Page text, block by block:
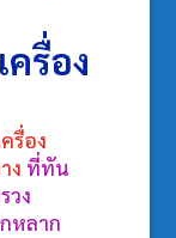
ครื่อง
รื่อง
ง ที่ทัน
วง
หลาก